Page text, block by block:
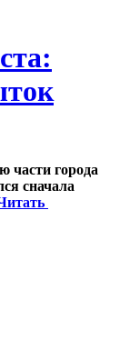
части города
сначала